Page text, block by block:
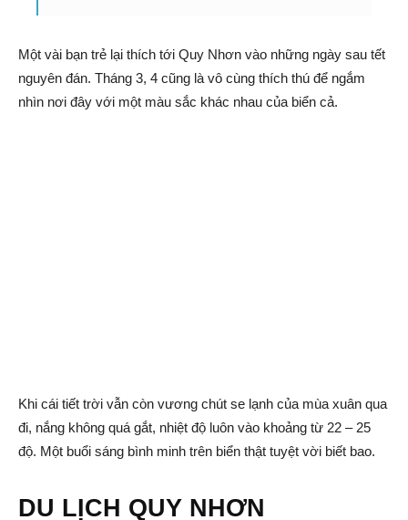
Một vài bạn trẻ lại thích tới Quy Nhơn vào những ngày sau tết
nguyên đán. Tháng 3, 4 cũng là vô cùng thích thú để ngắm
nhìn nơi đây với một màu sắc khác nhau của biển cả.
Khi cái tiết trời vẫn còn vương chút se lạnh của mùa xuân qua
đi, nắng không quá gắt, nhiệt độ luôn vào khoảng từ 22 – 25
độ. Một buổi sáng bình minh trên biển thật tuyệt vời biết bao.
DU LỊCH QUY NHƠN